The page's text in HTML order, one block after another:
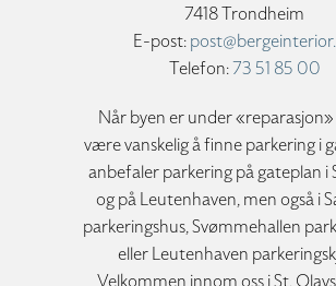
7418 Trondheim
E-post:
Telefon:73 51 85 00
Når byen er under
være vanskelig å finne parkering i
anbefaler parkering på gateplan i
og på Leutenhaven, men også i
parkeringshus, Svømmehallen
eller Leutenhaven